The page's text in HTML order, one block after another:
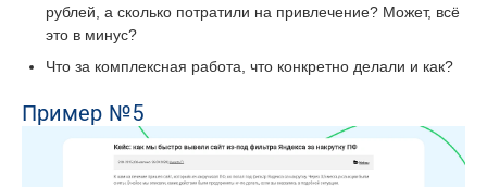
рублей, а сколько потратили на привлечение? Может, всё
это в минус?
Что за комплексная работа, что конкретно делали и как?
Пример №5